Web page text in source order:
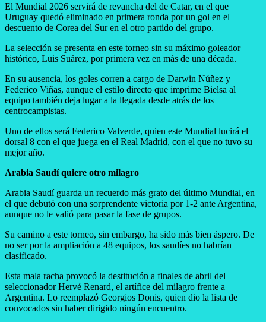
El Mundial 2026 servirá de revancha del de Catar, en el que
Uruguay quedó eliminado en primera ronda por un gol en el
descuento de Corea del Sur en el otro partido del grupo.
La selección se presenta en este torneo sin su máximo goleador
histórico, Luis Suárez, por primera vez en más de una década.
En su ausencia, los goles corren a cargo de Darwin Núñez y
Federico Viñas, aunque el estilo directo que imprime Bielsa al
equipo también deja lugar a la llegada desde atrás de los
centrocampistas.
Uno de ellos será Federico Valverde, quien este Mundial lucirá el
dorsal 8 con el que juega en el Real Madrid, con el que no tuvo su
mejor año.
Arabia Saudí quiere otro milagro
Arabia Saudí guarda un recuerdo más grato del último Mundial, en
el que debutó con una sorprendente victoria por 1-2 ante Argentina,
aunque no le valió para pasar la fase de grupos.
Su camino a este torneo, sin embargo, ha sido más bien áspero. De
no ser por la ampliación a 48 equipos, los saudíes no habrían
clasificado.
Esta mala racha provocó la destitución a finales de abril del
seleccionador Hervé Renard, el artífice del milagro frente a
Argentina. Lo reemplazó Georgios Donis, quien dio la lista de
convocados sin haber dirigido ningún encuentro.